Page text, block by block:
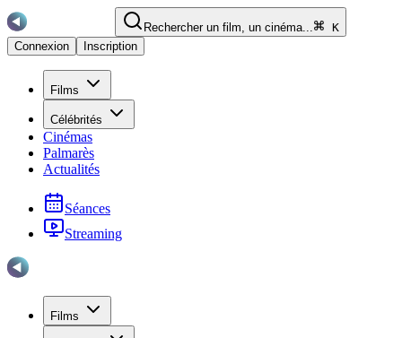
Rechercher un film, un cinéma...
K
Connexion
Inscription
Films
Célébrités
Cinémas
Palmarès
Actualités
Séances
Streaming
Films